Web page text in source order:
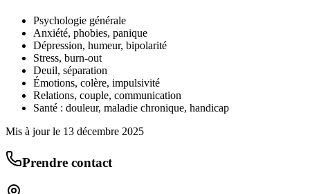
Psychologie générale
Anxiété, phobies, panique
Dépression, humeur, bipolarité
Stress, burn-out
Deuil, séparation
Émotions, colère, impulsivité
Relations, couple, communication
Santé : douleur, maladie chronique, handicap
Mis à jour le 13 décembre 2025
Prendre contact